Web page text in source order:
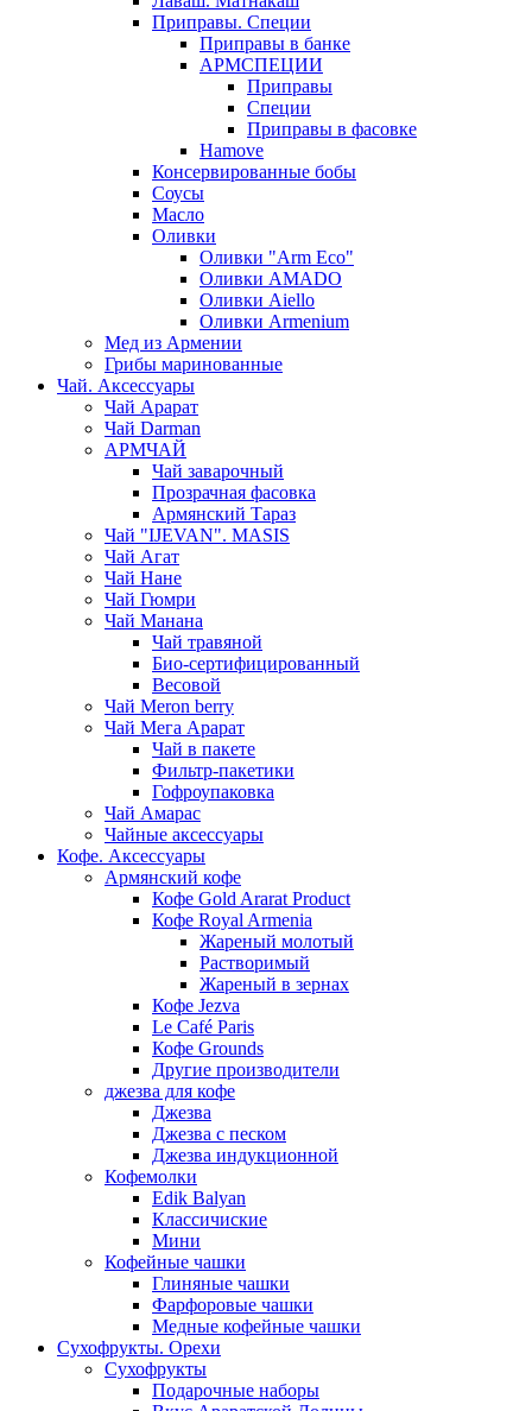
Приправы. Специи
Приправы в банке
АРМСПЕЦИИ
Приправы
Специи
Приправы в фасовке
Hamove
Консервированные бобы
Соусы
Масло
Оливки
Оливки "Arm Eco"
Оливки AMADO
Оливки Aiello
Оливки Armenium
Мед из Армении
Грибы маринованные
Чай. Аксессуары
Чай Арарат
Чай Darman
АРМЧАЙ
Чай заварочный
Прозрачная фасовка
Армянский Тараз
Чай "IJEVAN". MASIS
Чай Агат
Чай Нане
Чай Гюмри
Чай Манана
Чай травяной
Био-сертифицированный
Весовой
Чай Meron berry
Чай Мега Арарат
Чай в пакете
Фильтр-пакетики
Гофроупаковка
Чай Амарас
Чайные аксессуары
Кофе. Аксессуары
Армянский кофе
Кофе Gold Ararat Product
Кофе Royal Armenia
Жареный молотый
Растворимый
Жареный в зернах
Кофе Jezva
Le Café Paris
Кофе Grounds
Другие производители
джезва для кофе
Джезва
Джезва с песком
Джезва индукционной
Кофемолки
Edik Balyan
Классичиские
Мини
Кофейные чашки
Глиняные чашки
Фарфоровые чашки
Медные кофейные чашки
Сухофрукты. Орехи
Сухофрукты
Подарочные наборы